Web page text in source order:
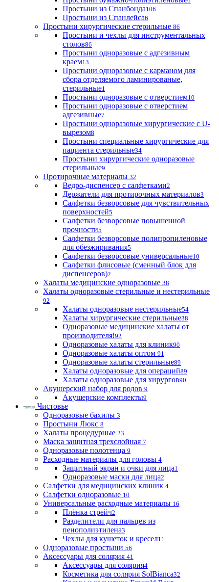
Простыни из Спанбонда106
Простыни из Спанлейса6
Простыни хирургические стерильные 86
Простыни и чехлы для инструментальных
столов86
Простыни одноразовые с адгезивным
краем13
Простыни одноразовые с карманом для
сбора отделяемого ламинированые,
стерильные1
Простыни одноразовые с отверстием10
Простыни одноразовые с отверстием
адгезивные7
Простыни одноразовые хирургические с U-
вырезом8
Простыни специальные хирургические для
пациента стерильные34
Простыни хирургические одноразовые
стерильные9
Протирочные материалы 32
Ведро-диспенсер с салфетками2
Держатели для протирочных материалов3
Салфетки безворсовые для чувствительных
поверхностей5
Салфетки безворсовые повышенной
прочности5
Салфетки безворсовые полипропиленовые
для обезжиривания5
Салфетки безворсовые универсальные10
Салфетки флисовые (сменный блок для
диспенсеров)2
Халаты медицинские одноразовые 38
Халаты одноразовые стерильные и нестерильные
92
Халаты одноразовые нестерильные54
Халаты хирургические стерильные38
Одноразовые медицинские халаты от
производителя!92
Одноразовые халаты для клиник90
Одноразовые халаты оптом 91
Одноразовые халаты стерильные89
Халаты одноразовые для операций89
Халаты одноразовые для хирургов90
Акушерский набор для родов 9
Акушерские комплекты9
Чистовье
Одноразовые бахилы 3
Простыни Люкс 8
Халаты процедурные 23
Маска защитная трехслойная 7
Одноразовые полотенца 9
Расходные материалы для головы 4
Защитный экран и очки для лица1
Одноразовые маски для лица2
Салфетки для медицинских клиник 4
Салфетки одноразовые 10
Универсальные расходные материалы 16
Плёнка стрейч2
Разделители для пальцев из
пенополиэтилена3
Чехлы для кушеток и кресел11
Одноразовые простыни 56
Аксессуары для солярия 41
Аксессуары для солярия4
Косметика для солярия SolBianca32